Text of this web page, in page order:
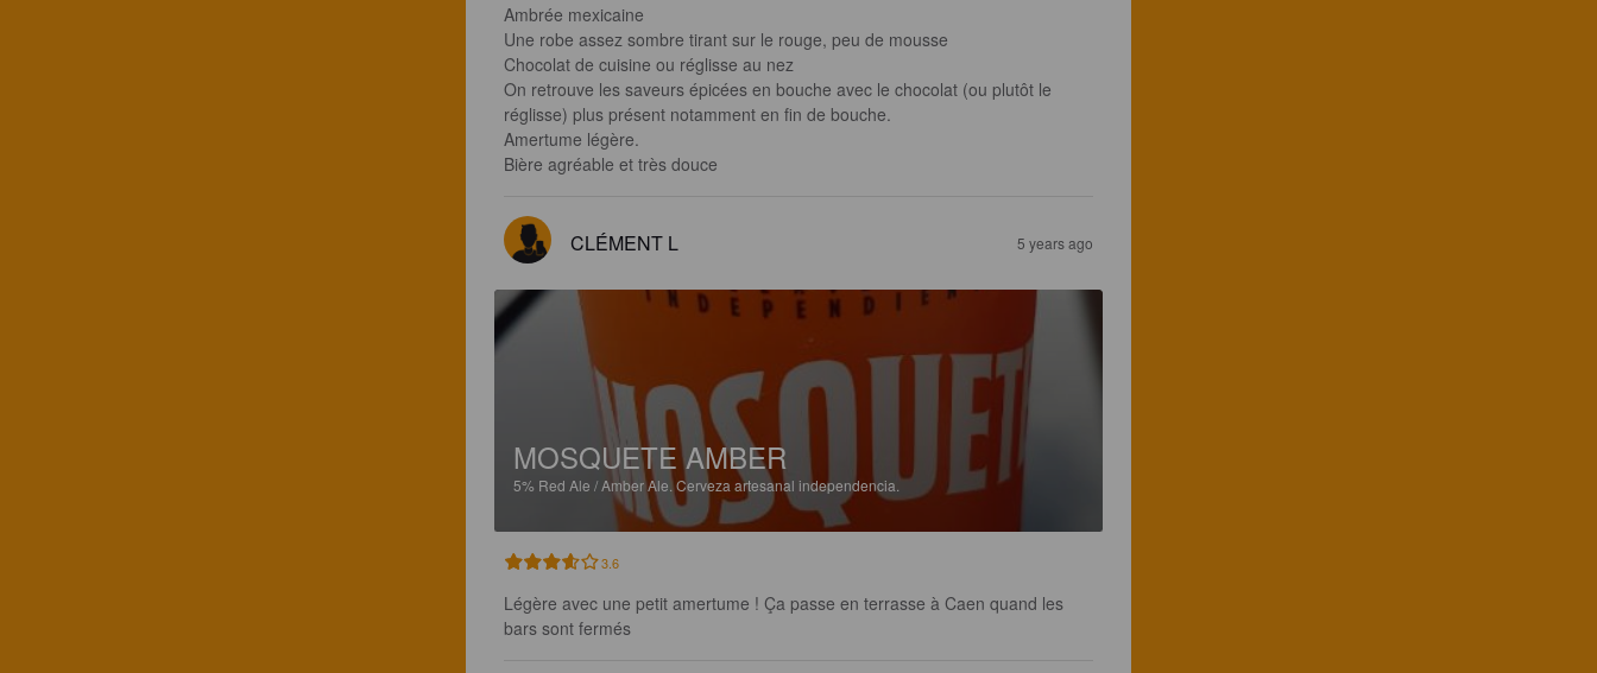
Ambrée mexicaine
Une robe assez sombre tirant sur le rouge, peu de mousse
Chocolat de cuisine ou réglisse au nez
On retrouve les saveurs épicées en bouche avec le chocolat (ou plutôt le
réglisse) plus présent notamment en fin de bouche.
Amertume légère.
Bière agréable et très douce
CLÉMENT L 5 years ago
MOSQUETE AMBER
5% Red Ale / Amber Ale.Cerveza artesanal independencia.
3.6
Légère avec une petit amertume ! Ça passe en terrasse à Caen quand les
bars sont fermés